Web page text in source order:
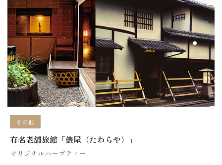
その他
有名老舗旅館「俵屋（たわらや）」
オリジナルハーブティー